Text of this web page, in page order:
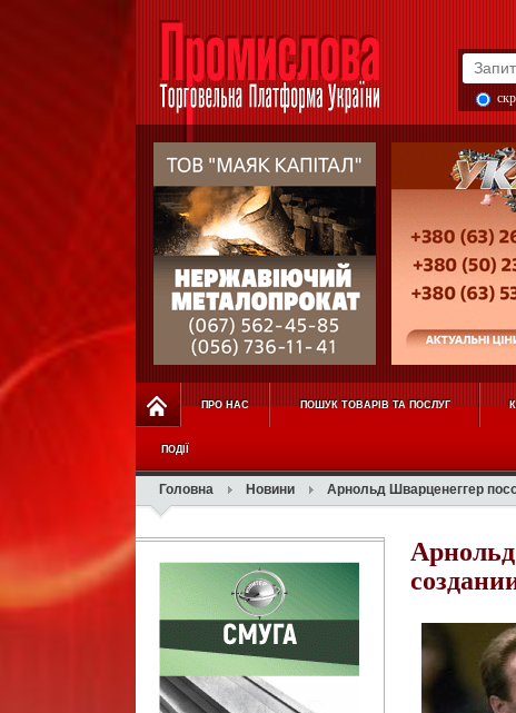
ПРО НАС ПОШУК ТОВАРІВ ТА ПОСЛУГ
ПОДІЇ
Головна Новини Арнольд Шварценеггер